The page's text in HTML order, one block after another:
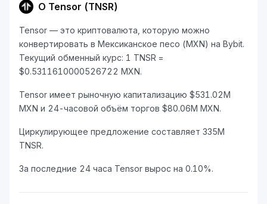
О Tensor (TNSR)
Tensor — это криптовалюта, которую можно
конвертировать в Мексиканское песо (MXN) на Bybit.
Текущий обменный курс: 1 TNSR =
$0.5311610000526722 MXN.
Tensor имеет рыночную капитализацию $531.02M
MXN и 24-часовой объём торгов $80.06M MXN.
Циркулирующее предложение составляет 335M
TNSR.
За последние 24 часа Tensor вырос на 0.10%.